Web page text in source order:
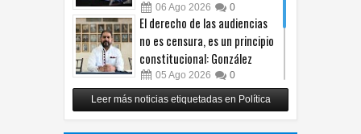
06 Ago 2026 0
El derecho de las audiencias
no es censura, es un principio
constitucional: González
05 Ago 2026 0
Relanza Villalobos programa
de afiliación del PRI en
Leer más noticias etiquetadas en Política